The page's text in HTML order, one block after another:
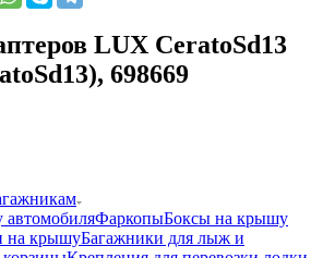
LUX CeratoSd13
698669
ФаркопыБоксы на крышу
на крышуБагажники для лыж и